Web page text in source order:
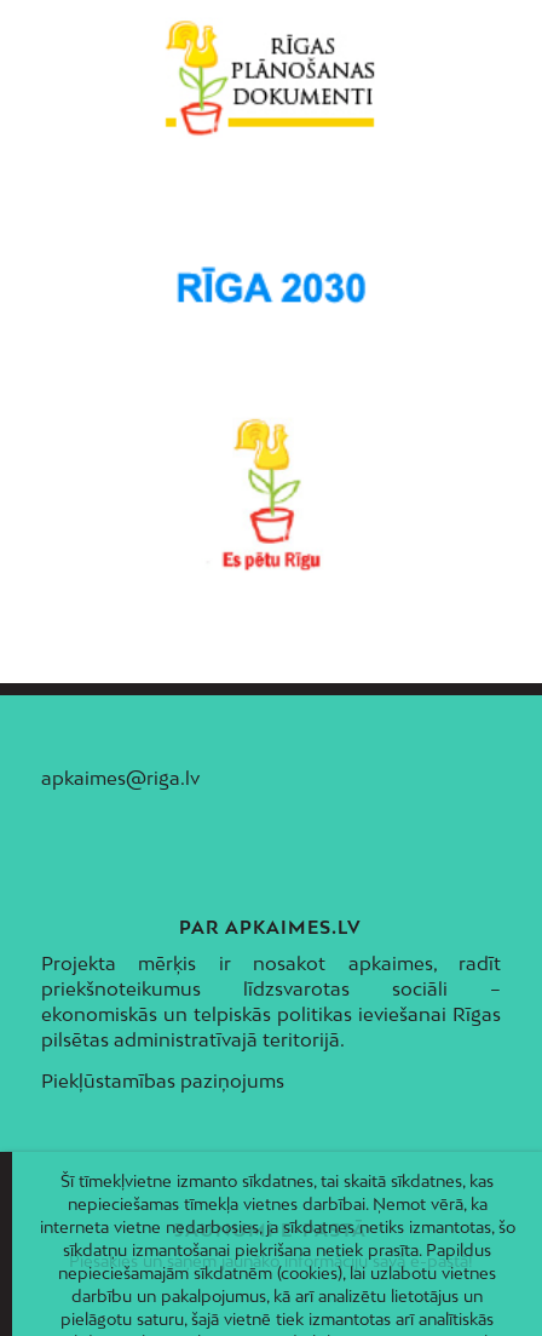
apkaimes@riga.lv
PAR APKAIMES.LV
Projekta mērķis ir nosakot apkaimes, radīt
priekšnoteikumus līdzsvarotas sociāli –
ekonomiskās un telpiskās politikas ieviešanai Rīgas
pilsētas administratīvajā teritorijā.
Piekļūstamības paziņojums
JAUNUMI E-PASTĀ
Piesakies un saņem jaunāko informāciju savā e-pastā!
Šī tīmekļvietne izmanto sīkdatnes, tai skaitā sīkdatnes, kas
nepieciešamas tīmekļa vietnes darbībai. Ņemot vērā, ka
interneta vietne nedarbosies, ja sīkdatnes netiks izmantotas, šo
sīkdatņu izmantošanai piekrišana netiek prasīta. Papildus
nepieciešamajām sīkdatnēm (cookies), lai uzlabotu vietnes
darbību un pakalpojumus, kā arī analizētu lietotājus un
pielāgotu saturu, šajā vietnē tiek izmantotas arī analītiskās